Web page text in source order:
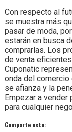
Con respecto al
se muestra más
pasar de moda,
estarán en busca
comprarlas. Los
de venta
Cuponatic
onda del
se afianza y la
Empezar a
para cualquier
Comparte esto: